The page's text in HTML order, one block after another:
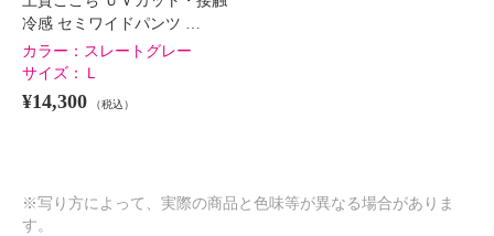
冷感 セミワイドパンツ …
カラー： スレートグレー
サイズ：
Ｌ
¥14,300 （税込）
※写り方によって、実際の商品と色味等が異なる場合がありま
す。